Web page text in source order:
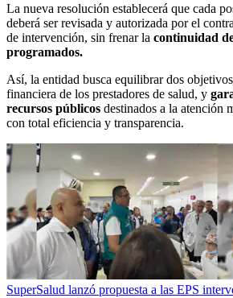
La nueva resolución establecerá que cada
deberá ser revisada y autorizada por el
de intervención, sin frenar la continuidad
programados.
Así, la entidad busca equilibrar dos
financiera de los prestadores de salud, y
recursos públicos destinados a la atención
con total eficiencia y transparencia.
SuperSalud lanzó propuesta a las EPS